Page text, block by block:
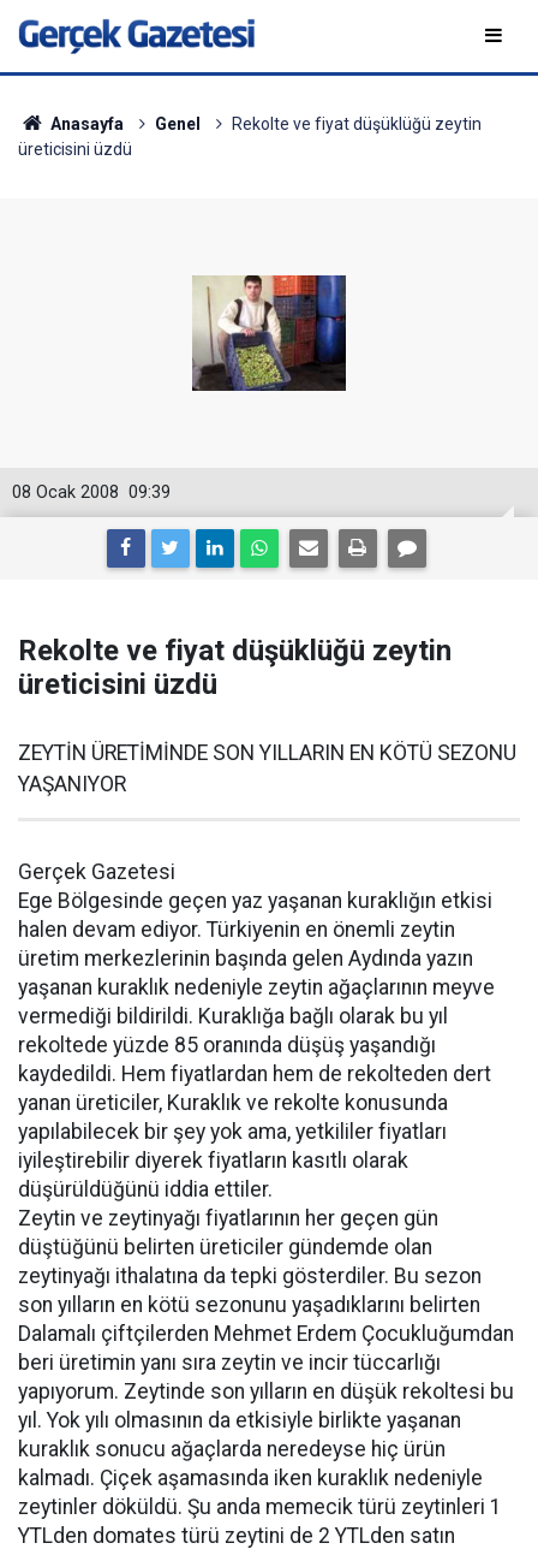
Anasayfa Genel
Rekolte ve fiyat düşüklüğü zeytin
üreticisini üzdü
09:39
08 Ocak 2008
Rekolte ve fiyat düşüklüğü zeytin
üreticisini üzdü
ZEYTİN ÜRETİMİNDE SON YILLARIN EN KÖTÜ SEZONU
YAŞANIYOR
Gerçek Gazetesi
Ege Bölgesinde geçen yaz yaşanan kuraklığın etkisi
halen devam ediyor. Türkiyenin en önemli zeytin
üretim merkezlerinin başında gelen Aydında yazın
yaşanan kuraklık nedeniyle zeytin ağaçlarının meyve
vermediği bildirildi. Kuraklığa bağlı olarak bu yıl
rekoltede yüzde 85 oranında düşüş yaşandığı
kaydedildi. Hem fiyatlardan hem de rekolteden dert
yanan üreticiler, Kuraklık ve rekolte konusunda
yapılabilecek bir şey yok ama, yetkililer fiyatları
iyileştirebilir diyerek fiyatların kasıtlı olarak
düşürüldüğünü iddia ettiler.
Zeytin ve zeytinyağı fiyatlarının her geçen gün
düştüğünü belirten üreticiler gündemde olan
zeytinyağı ithalatına da tepki gösterdiler. Bu sezon
son yılların en kötü sezonunu yaşadıklarını belirten
Dalamalı çiftçilerden Mehmet Erdem Çocukluğumdan
beri üretimin yanı sıra zeytin ve incir tüccarlığı
yapıyorum. Zeytinde son yılların en düşük rekoltesi bu
yıl. Yok yılı olmasının da etkisiyle birlikte yaşanan
kuraklık sonucu ağaçlarda neredeyse hiç ürün
kalmadı. Çiçek aşamasında iken kuraklık nedeniyle
zeytinler döküldü. Şu anda memecik türü zeytinleri 1
YTLden domates türü zeytini de 2 YTLden satın